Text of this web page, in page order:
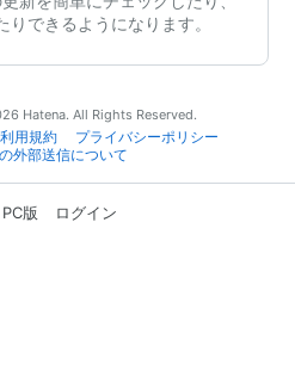
できるようになります。
Hatena. All Rights Reserved.
利用規約
プライバシーポリシー
外部送信について
PC版 ログイン